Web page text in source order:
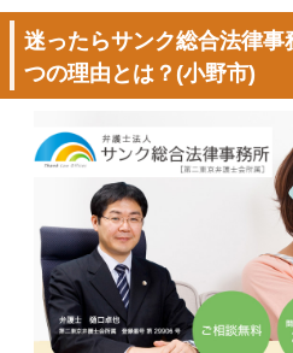
迷ったらサンク総合法律
つの理由とは？(小野市)